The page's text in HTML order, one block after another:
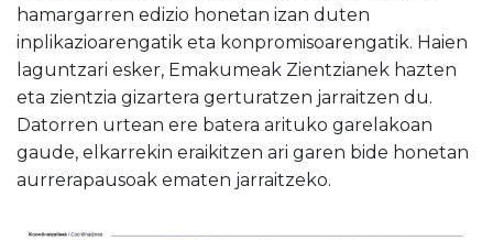
hamargarren edizio honetan izan duten
inplikazioarengatik eta konpromisoarengatik. Haien
laguntzari esker, Emakumeak Zientzianek hazten
eta zientzia gizartera gerturatzen jarraitzen du.
Datorren urtean ere batera arituko garelakoan
gaude, elkarrekin eraikitzen ari garen bide honetan
aurrerapausoak ematen jarraitzeko.